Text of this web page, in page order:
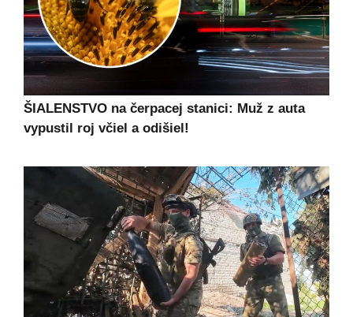
ŠIALENSTVO na čerpacej stanici: Muž z auta
vypustil roj včiel a odišiel!